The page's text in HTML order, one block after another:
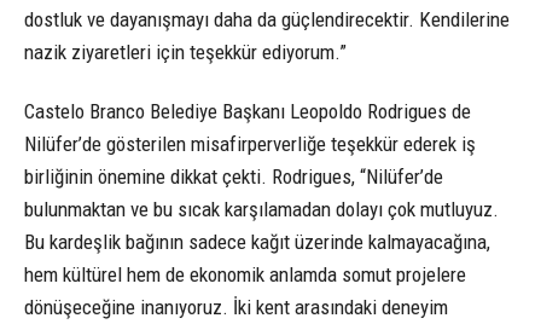
dostluk ve dayanışmayı daha da güçlendirecektir. Kendilerine
nazik ziyaretleri için teşekkür ediyorum.”
Castelo Branco Belediye Başkanı Leopoldo Rodrigues de
Nilüfer’de gösterilen misafirperverliğe teşekkür ederek iş
birliğinin önemine dikkat çekti. Rodrigues, “Nilüfer’de
bulunmaktan ve bu sıcak karşılamadan dolayı çok mutluyuz.
Bu kardeşlik bağının sadece kağıt üzerinde kalmayacağına,
hem kültürel hem de ekonomik anlamda somut projelere
dönüşeceğine inanıyoruz. İki kent arasındaki deneyim